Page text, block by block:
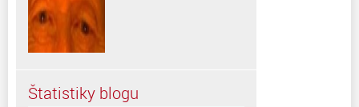
Štatistiky blogu